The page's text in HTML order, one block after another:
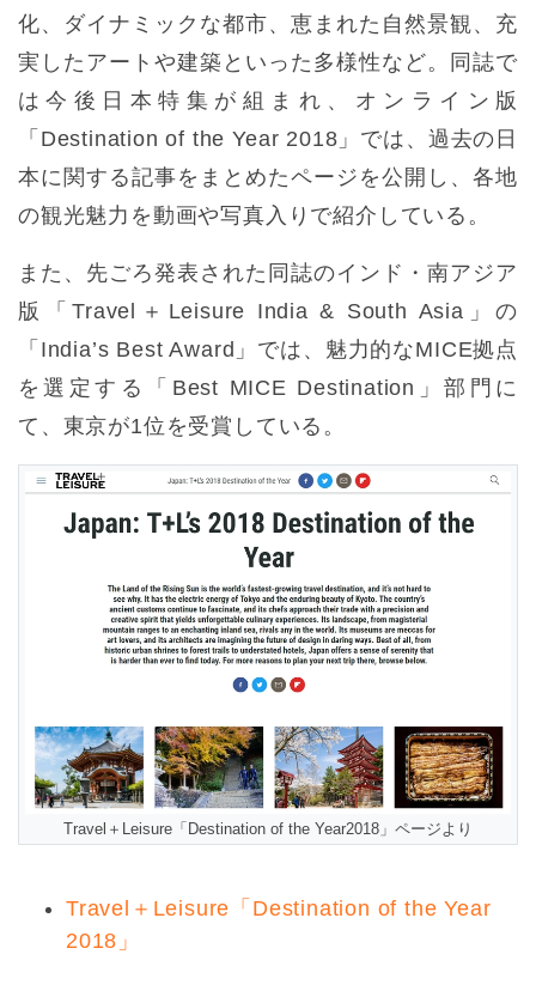
化、ダイナミックな都市、恵まれた自然景観、充
実したアートや建築といった多様性など。同誌で
は今後日本特集が組まれ、オンライン版
「Destination of the Year 2018」では、過去の日
本に関する記事をまとめたページを公開し、各地
の観光魅力を動画や写真入りで紹介している。
また、先ごろ発表された同誌のインド・南アジア
版「Travel＋Leisure India & South Asia」の
「India’s Best Award」では、魅力的なMICE拠点
を選定する「Best MICE Destination」部門に
て、東京が1位を受賞している。
Travel＋Leisure「Destination of the Year2018」ページより
Travel＋Leisure「Destination of the Year
2018」